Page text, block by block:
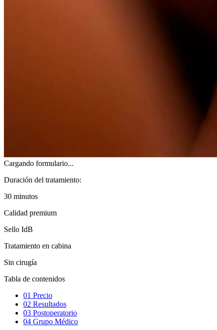
Cargando formulario...
Duración del tratamiento:
30 minutos
Calidad premium
Sello IdB
Tratamiento en cabina
Sin cirugía
Tabla de contenidos
01 Precio
02 Resultados
03 Postoperatorio
04 Grupo Médico